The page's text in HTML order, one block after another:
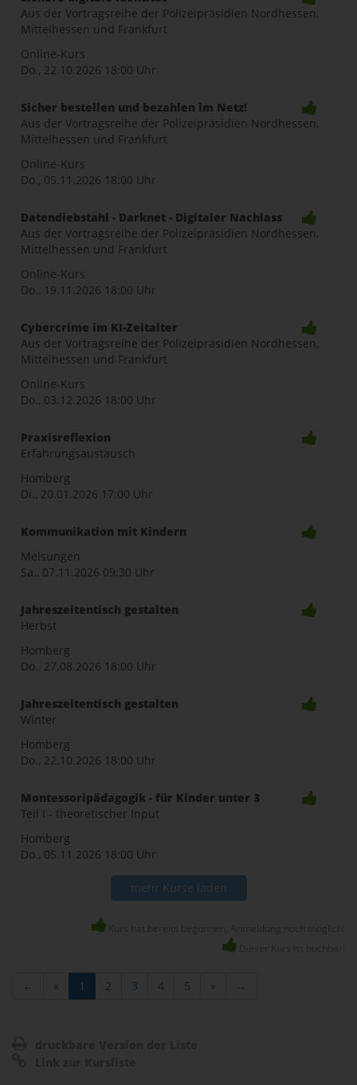
Aus der Vortragsreihe der Polizeipräsidien Nordhessen,
Mittelhessen und Frankfurt
Online-Kurs
Do., 22.10.2026 18:00 Uhr
Sicher bestellen und bezahlen im Netz!
Aus der Vortragsreihe der Polizeipräsidien Nordhessen,
Mittelhessen und Frankfurt
Online-Kurs
Do., 05.11.2026 18:00 Uhr
Datendiebstahl - Darknet - Digitaler Nachlass
Aus der Vortragsreihe der Polizeipräsidien Nordhessen,
Mittelhessen und Frankfurt
Online-Kurs
Do., 19.11.2026 18:00 Uhr
Cybercrime im KI-Zeitalter
Aus der Vortragsreihe der Polizeipräsidien Nordhessen,
Mittelhessen und Frankfurt
Online-Kurs
Do., 03.12.2026 18:00 Uhr
Praxisreflexion
Erfahrungsaustausch
Homberg
Di., 20.01.2026 17:00 Uhr
Kommunikation mit Kindern
Melsungen
Sa., 07.11.2026 09:30 Uhr
Jahreszeitentisch gestalten
Herbst
Homberg
Do., 27.08.2026 18:00 Uhr
Jahreszeitentisch gestalten
Winter
Homberg
Do., 22.10.2026 18:00 Uhr
Montessoripädagogik - für Kinder unter 3
Teil I - theoretischer Input
Homberg
Do., 05.11.2026 18:00 Uhr
mehr Kurse laden
← « 1 2 3 4 5 » →